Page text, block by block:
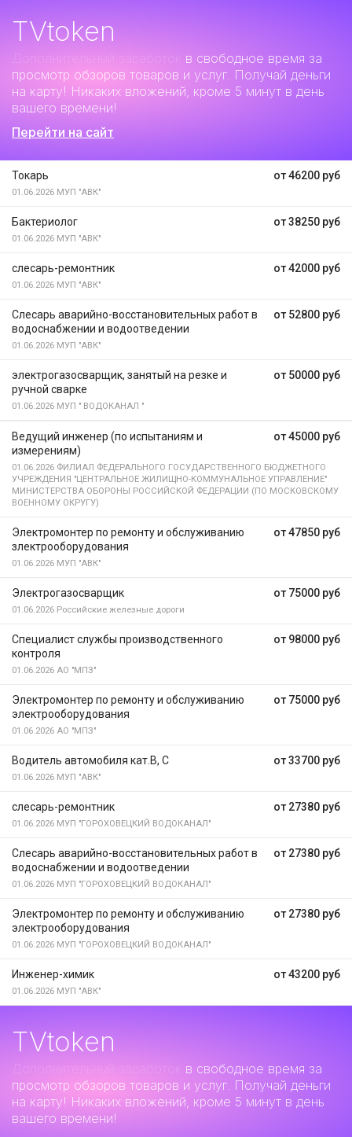
TVtoken
Дополнительный заработок
в свободное время за
просмотр обзоров товаров и услуг. Получай деньги
на карту! Никаких вложений, кроме 5 минут в день
вашего времени!
Перейти на сайт
от 46200 руб
Токарь
01.06.2026 МУП "АВК"
от 38250 руб
Бактериолог
01.06.2026 МУП "АВК"
от 42000 руб
слесарь-ремонтник
01.06.2026 МУП "АВК"
от 52800 руб
Слесарь аварийно-восстановительных работ в
водоснабжении и водоотведении
01.06.2026 МУП "АВК"
от 50000 руб
электрогазосварщик, занятый на резке и
ручной сварке
01.06.2026 МУП " ВОДОКАНАЛ "
от 45000 руб
Ведущий инженер (по испытаниям и
измерениям)
01.06.2026 ФИЛИАЛ ФЕДЕРАЛЬНОГО ГОСУДАРСТВЕННОГО БЮДЖЕТНОГО
УЧРЕЖДЕНИЯ "ЦЕНТРАЛЬНОЕ ЖИЛИЩНО-КОММУНАЛЬНОЕ УПРАВЛЕНИЕ"
МИНИСТЕРСТВА ОБОРОНЫ РОССИЙСКОЙ ФЕДЕРАЦИИ (ПО МОСКОВСКОМУ
ВОЕННОМУ ОКРУГУ)
от 47850 руб
Электромонтер по ремонту и обслуживанию
злектрооборудования
01.06.2026 МУП "АВК"
от 75000 руб
Электрогазосварщик
01.06.2026 Российские железные дороги
от 98000 руб
Специалист службы производственного
контроля
01.06.2026 АО "МПЗ"
от 75000 руб
Электромонтер по ремонту и обслуживанию
электрооборудования
01.06.2026 АО "МПЗ"
от 33700 руб
Водитель автомобиля кат.В, С
01.06.2026 МУП "АВК"
от 27380 руб
слесарь-ремонтник
01.06.2026 МУП "ГОРОХОВЕЦКИЙ ВОДОКАНАЛ"
от 27380 руб
Слесарь аварийно-восстановительных работ в
водоснабжении и водоотведении
01.06.2026 МУП "ГОРОХОВЕЦКИЙ ВОДОКАНАЛ"
от 27380 руб
Электромонтер по ремонту и обслуживанию
электрооборудования
01.06.2026 МУП "ГОРОХОВЕЦКИЙ ВОДОКАНАЛ"
от 43200 руб
Инженер-химик
01.06.2026 МУП "АВК"
TVtoken
Дополнительный заработок
в свободное время за
просмотр обзоров товаров и услуг. Получай деньги
на карту! Никаких вложений, кроме 5 минут в день
вашего времени!